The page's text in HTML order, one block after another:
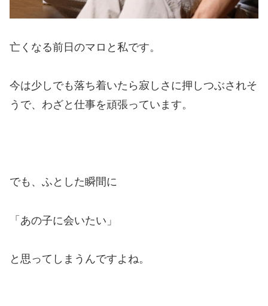
亡くなる前日のマロと私です。
今は少しでも落ち着いたら寂しさに押しつぶされそ
うで、わざと仕事を頑張っています。
でも、ふとした瞬間に
「あの子に会いたい」
と思ってしまうんですよね。